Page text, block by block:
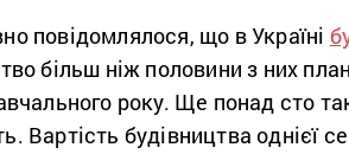
повідомлялося, що в Україні
більш ніж половини з них
року. Ще понад сто
Вартість будівництва однієї